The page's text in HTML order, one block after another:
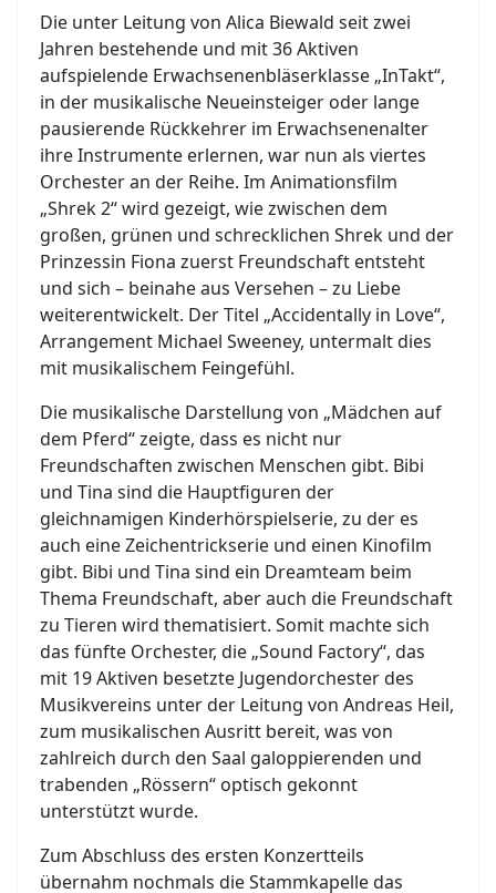
Die unter Leitung von Alica Biewald seit zwei
Jahren bestehende und mit 36 Aktiven
aufspielende Erwachsenenbläserklasse „InTakt“,
in der musikalische Neueinsteiger oder lange
pausierende Rückkehrer im Erwachsenenalter
ihre Instrumente erlernen, war nun als viertes
Orchester an der Reihe. Im Animationsfilm
„Shrek 2“ wird gezeigt, wie zwischen dem
großen, grünen und schrecklichen Shrek und der
Prinzessin Fiona zuerst Freundschaft entsteht
und sich – beinahe aus Versehen – zu Liebe
weiterentwickelt. Der Titel „Accidentally in Love“,
Arrangement Michael Sweeney, untermalt dies
mit musikalischem Feingefühl.
Die musikalische Darstellung von „Mädchen auf
dem Pferd“ zeigte, dass es nicht nur
Freundschaften zwischen Menschen gibt. Bibi
und Tina sind die Hauptfiguren der
gleichnamigen Kinderhörspielserie, zu der es
auch eine Zeichentrickserie und einen Kinofilm
gibt. Bibi und Tina sind ein Dreamteam beim
Thema Freundschaft, aber auch die Freundschaft
zu Tieren wird thematisiert. Somit machte sich
das fünfte Orchester, die „Sound Factory“, das
mit 19 Aktiven besetzte Jugendorchester des
Musikvereins unter der Leitung von Andreas Heil,
zum musikalischen Ausritt bereit, was von
zahlreich durch den Saal galoppierenden und
trabenden „Rössern“ optisch gekonnt
unterstützt wurde.
Zum Abschluss des ersten Konzertteils
übernahm nochmals die Stammkapelle das